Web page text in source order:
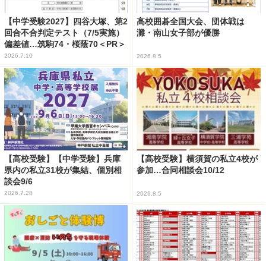
【中学受験2027】四谷大塚、第2
回合不合判定テスト（7/5実施）
偏差値…筑駒74・桜蔭70＜PR＞
2026.7.10
高校囲碁全国大会、団体戦は
灘・南山女子部が優勝
2026.8.5
【高校受験】【中学受験】兵庫
県内の私立31校が集結、個別相
談会9/6
2026.7.28
【高校受験】横須賀の私立4校が
参加…合同相談会10/12
2026.8.5